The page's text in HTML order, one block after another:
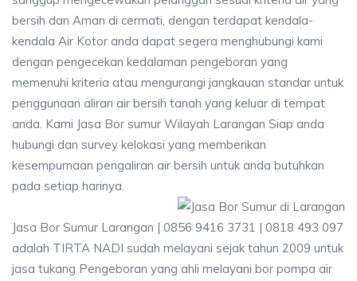
bersih dan Aman di cermati, dengan terdapat kendala-
kendala Air Kotor anda dapat segera menghubungi kami
dengan pengecekan kedalaman pengeboran yang
memenuhi kriteria atau mengurangi jangkauan standar untuk
penggunaan aliran air bersih tanah yang keluar di tempat
anda. Kami Jasa Bor sumur Wilayah Larangan Siap anda
hubungi dan survey kelokasi yang memberikan
kesempurnaan pengaliran air bersih untuk anda butuhkan
pada setiap harinya.
Jasa Bor Sumur Larangan | 0856 9416 3731 | 0818 493 097
adalah TIRTA NADI sudah melayani sejak tahun 2009 untuk
jasa tukang Pengeboran yang ahli melayani bor pompa air